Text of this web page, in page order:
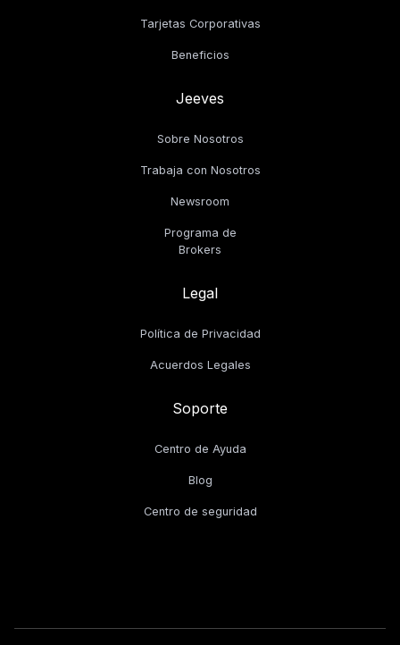
Tarjetas Corporativas
Beneficios
Jeeves
Sobre Nosotros
Trabaja con Nosotros
Newsroom
Programa de
Brokers
Legal
Política de Privacidad
Acuerdos Legales
Soporte
Centro de Ayuda
Blog
Centro de seguridad